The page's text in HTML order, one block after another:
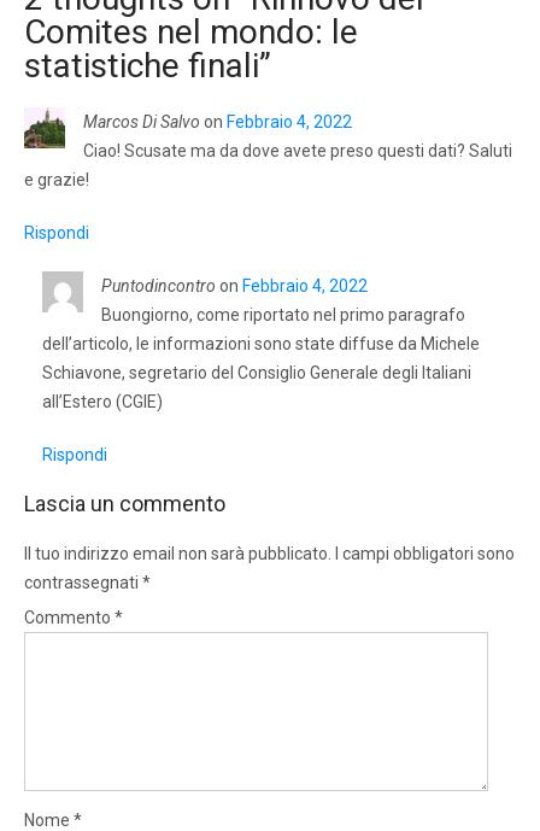
Comites nel mondo: le
statistiche finali”
Marcos Di Salvo on Febbraio 4, 2022
Ciao! Scusate ma da dove avete preso questi dati? Saluti
e grazie!
Rispondi
Puntodincontro on Febbraio 4, 2022
Buongiorno, come riportato nel primo paragrafo
dell’articolo, le informazioni sono state diffuse da Michele
Schiavone, segretario del Consiglio Generale degli Italiani
all’Estero (CGIE)
Rispondi
Lascia un commento
Il tuo indirizzo email non sarà pubblicato.
I campi obbligatori sono
contrassegnati *
Commento *
Nome *